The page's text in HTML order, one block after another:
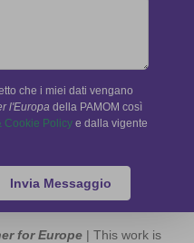
che i miei dati vengano
l'Europa della PAMOM così
Cookie Policy e dalla vigente
Invia Messaggio
for Europe | This work is